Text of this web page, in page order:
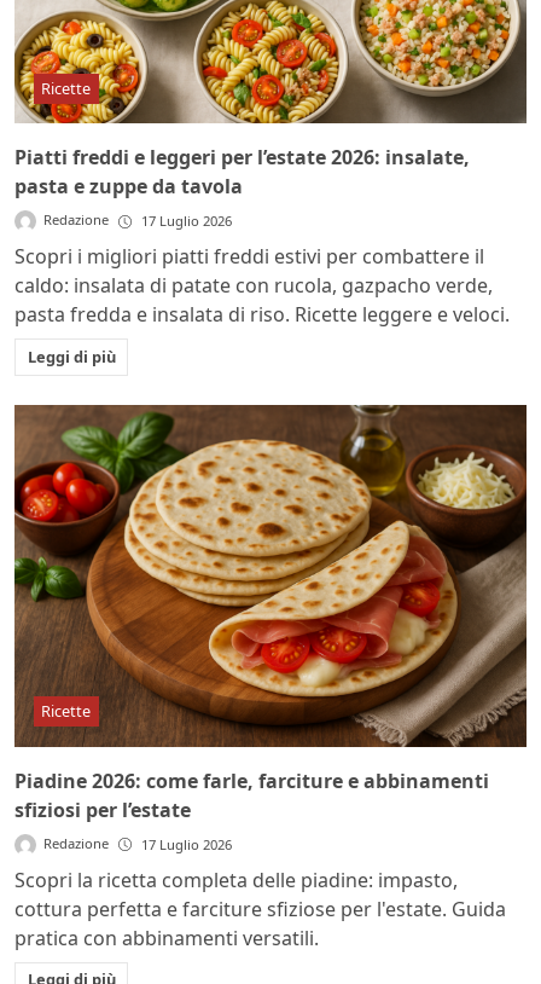
Ricette
Piatti freddi e leggeri per l’estate 2026: insalate,
pasta e zuppe da tavola
Redazione 17 Luglio 2026
Scopri i migliori piatti freddi estivi per combattere il
caldo: insalata di patate con rucola, gazpacho verde,
pasta fredda e insalata di riso. Ricette leggere e veloci.
Leggi di più
Ricette
Piadine 2026: come farle, farciture e abbinamenti
sfiziosi per l’estate
Redazione 17 Luglio 2026
Scopri la ricetta completa delle piadine: impasto,
cottura perfetta e farciture sfiziose per l'estate. Guida
pratica con abbinamenti versatili.